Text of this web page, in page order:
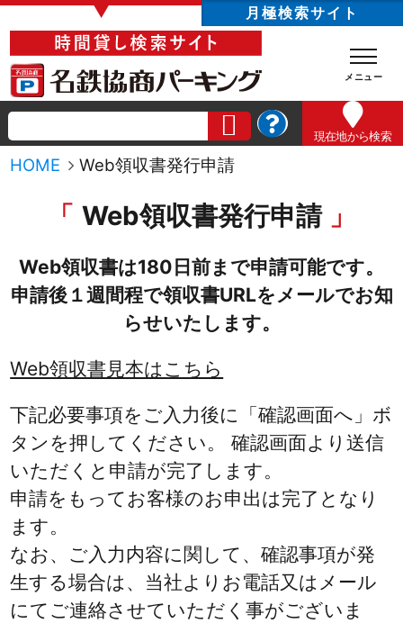
▼ 月極検索サイト
現在地から検索
HOME Web領収書発行申請
Web領収書発行申請
Web領収書は180日前まで申請可能です。
申請後１週間程で領収書URLをメールでお知
らせいたします。
Web領収書見本はこちら
下記必要事項をご入力後に「確認画面へ」ボ
タンを押してください。 確認画面より送信
いただくと申請が完了します。
申請をもってお客様のお申出は完了となり
ます。
なお、ご入力内容に関して、確認事項が発
生する場合は、当社よりお電話又はメール
にてご連絡させていただく事がございま